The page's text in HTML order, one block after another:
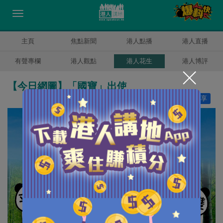
主頁 焦點新聞 港人點播 港人直播
有聲專欄 港人觀點 港人花生 港人博評
【今日網圖】「國寶」出使
分享
讚好